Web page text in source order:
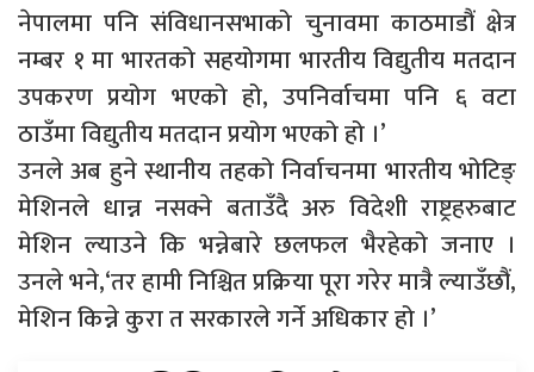
नेपालमा पनि संविधानसभाको चुनावमा काठमाडौं क्षेत्र
नम्बर १ मा भारतको सहयोगमा भारतीय विद्युतीय मतदान
उपकरण प्रयोग भएको हो, उपनिर्वाचमा पनि ६ वटा
ठाउँमा विद्युतीय मतदान प्रयोग भएको हो ।’
उनले अब हुने स्थानीय तहको निर्वाचनमा भारतीय भोटिङ्
मेशिनले धान्न नसक्ने बताउँदै अरु विदेशी राष्ट्रहरुबाट
मेशिन ल्याउने कि भन्नेबारे छलफल भैरहेको जनाए ।
उनले भने,‘तर हामी निश्चित प्रक्रिया पूरा गरेर मात्रै ल्याउँछौं,
मेशिन किन्ने कुरा त सरकारले गर्ने अधिकार हो ।’